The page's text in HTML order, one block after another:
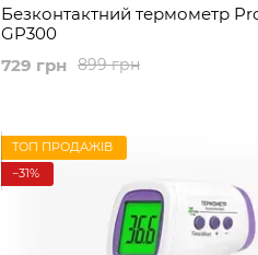
Безконтактний термометр
GP300
899 грн
729 грн
ТОП ПРОДАЖІВ
−31%